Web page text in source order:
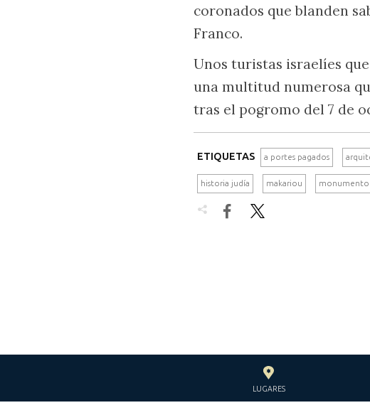
coronados que blanden
Franco.
Unos turistas israelíes
una multitud numerosa
tras el pogromo del 7 de
ETIQUETAS a portes pagados
historia judía makariou monumento
 
LUGARES